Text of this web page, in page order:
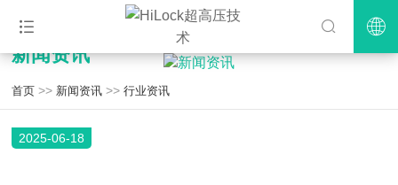
新闻资讯
首页 >> 新闻资讯 >>行业资讯
2025-06-18